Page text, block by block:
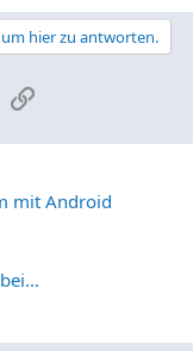
hier zu antworten.
Link
mit Android